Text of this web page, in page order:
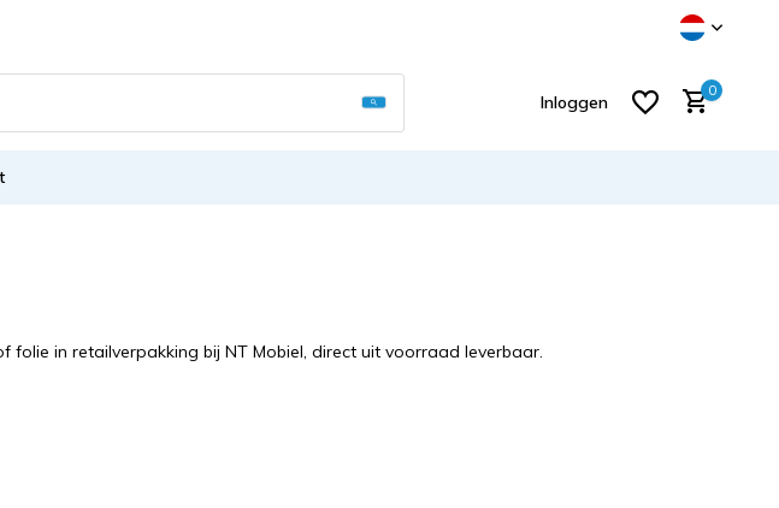
Gebruik de pijltjes op en neer om een
Inloggen
0
folie in retailverpakking bij NT Mobiel, direct uit voorraad leverbaar.